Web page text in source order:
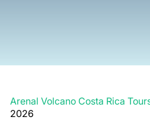
Arenal Volcano Costa Rica
2026